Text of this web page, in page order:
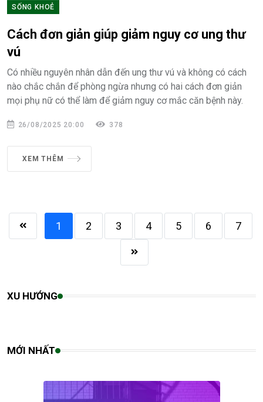
SỐNG KHOẺ
Cách đơn giản giúp giảm nguy cơ ung thư
vú
Có nhiều nguyên nhân dẫn đến ung thư vú và không có cách
nào chắc chắn để phòng ngừa nhưng có hai cách đơn giản
mọi phụ nữ có thể làm để giảm nguy cơ mắc căn bệnh này.
26/08/2025 20:00 378
XEM THÊM
1 2 3 4 5 6 7
XU HƯỚNG
MỚI NHẤT